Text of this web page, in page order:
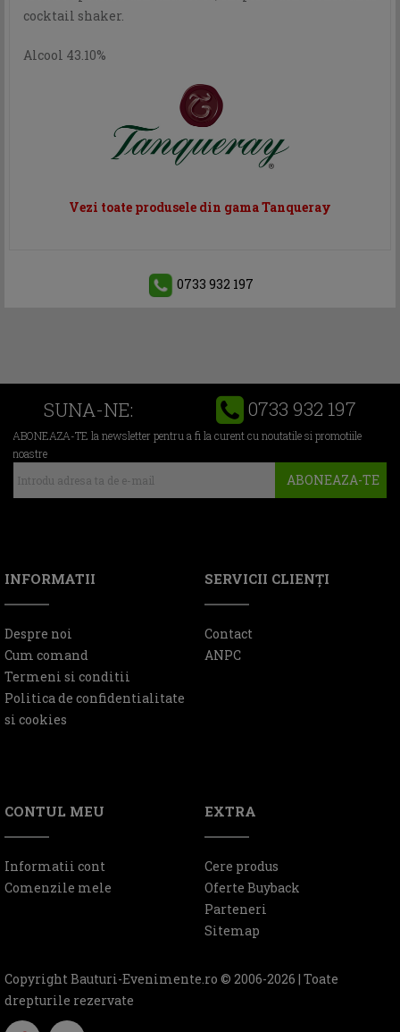
cocktail shaker.
Alcool 43.10%
Vezi toate produsele din gama Tanqueray
0733 932 197
SUNA-NE: 0733 932 197
ABONEAZA-TE la newsletter pentru a fi la curent cu noutatile si promotiile
noastre
ABONEAZA-TE
INFORMATII
Despre noi
Cum comand
Termeni si conditii
Politica de confidentialitate
si cookies
SERVICII CLIENŢI
Contact
ANPC
CONTUL MEU
Informatii cont
Comenzile mele
EXTRA
Cere produs
Oferte Buyback
Parteneri
Sitemap
Copyright Bauturi-Evenimente.ro © 2006-2026 | Toate
drepturile rezervate